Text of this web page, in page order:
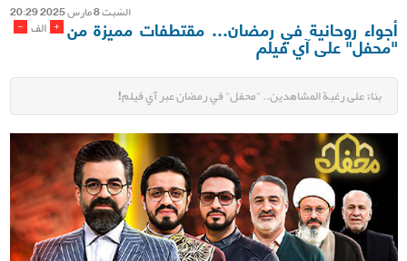
السّبت 8 مارس 2025 20:29
- الف + أجواء روحانية في رمضان… مقتطفات مميزة من
"محفل" على آي فيلم
بناءً على رغبة المشاهدين.. "محفل" في رمضان عبر آي فيلم!